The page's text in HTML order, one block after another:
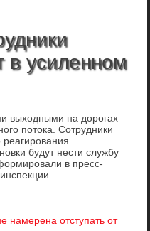
усиленном
выходными на дорогах
потока. Сотрудники
будут нести службу
в пресс-
намерена отступать от